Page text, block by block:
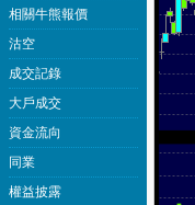
相關牛熊報價
沽空
成交記錄
大戶成交
資金流向
同業
權益披露